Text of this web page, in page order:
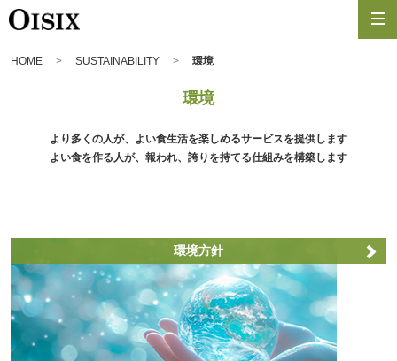
HOME SUSTAINABILITY 環境
環境
より多くの人が、よい食生活を楽しめるサービスを提供します
よい食を作る人が、報われ、誇りを持てる仕組みを構築します
環境方針